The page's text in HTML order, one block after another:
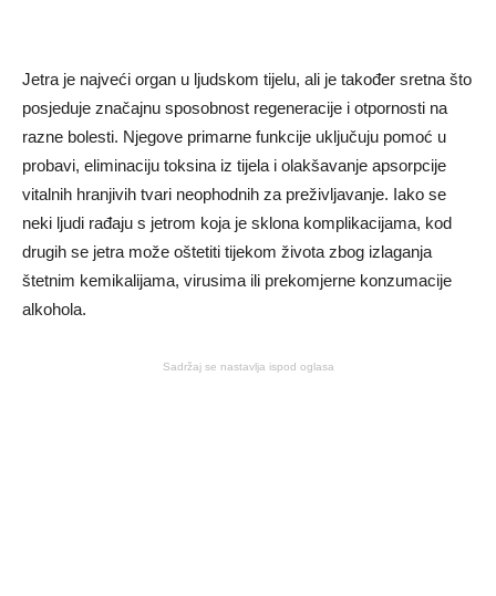
Jetra je najveći organ u ljudskom tijelu, ali je također sretna što
posjeduje značajnu sposobnost regeneracije i otpornosti na
razne bolesti. Njegove primarne funkcije uključuju pomoć u
probavi, eliminaciju toksina iz tijela i olakšavanje apsorpcije
vitalnih hranjivih tvari neophodnih za preživljavanje. Iako se
neki ljudi rađaju s jetrom koja je sklona komplikacijama, kod
drugih se jetra može oštetiti tijekom života zbog izlaganja
štetnim kemikalijama, virusima ili prekomjerne konzumacije
alkohola.
Sadržaj se nastavlja ispod oglasa